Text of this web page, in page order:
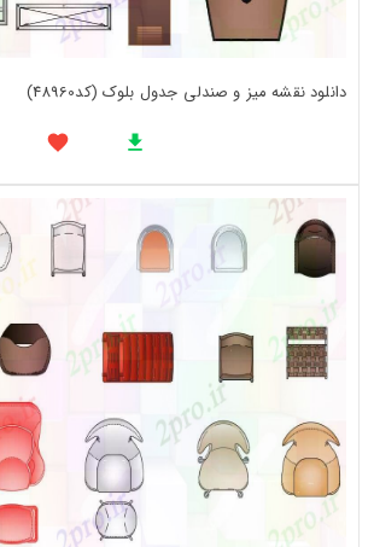
دانلود نقشه میز و صندلی جدول بلوک (کد48960)